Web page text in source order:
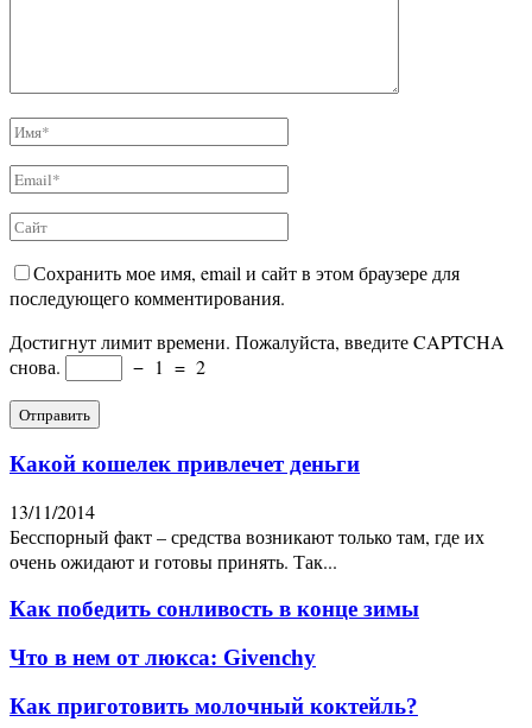
Сохранить мое имя, email и сайт в этом браузере для
последующего комментирования.
Достигнут лимит времени. Пожалуйста, введите CAPTCHA
снова.
− 1 = 2
Какой кошелек привлечет деньги
13/11/2014
Бесспорный факт – средства возникают только там, где их
очень ожидают и готовы принять. Так...
Как победить сонливость в конце зимы
Что в нем от люкса: Givenchy
Как приготовить молочный коктейль?